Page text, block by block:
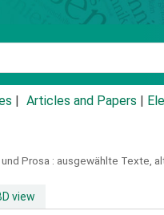
Articles and Papers
Prosa : ausgewählte Texte,
view